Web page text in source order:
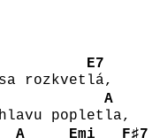
rozkvet
E7
lá,
poplet
A
la,
A
Emi
F♯7